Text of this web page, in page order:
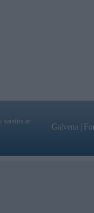
saistīts ar
Galvena